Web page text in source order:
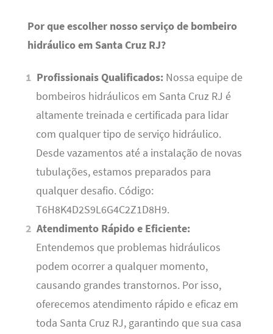
Por que escolher nosso serviço de bombeiro
hidráulico em Santa Cruz RJ?
Profissionais Qualificados: Nossa equipe de
bombeiros hidráulicos em Santa Cruz RJ é
altamente treinada e certificada para lidar
com qualquer tipo de serviço hidráulico.
Desde vazamentos até a instalação de novas
tubulações, estamos preparados para
qualquer desafio. Código:
T6H8K4D2S9L6G4C2Z1D8H9.
Atendimento Rápido e Eficiente:
Entendemos que problemas hidráulicos
podem ocorrer a qualquer momento,
causando grandes transtornos. Por isso,
oferecemos atendimento rápido e eficaz em
toda Santa Cruz RJ, garantindo que sua casa